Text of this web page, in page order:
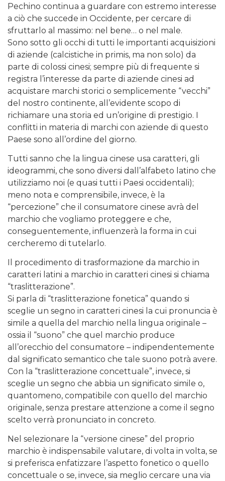
Pechino continua a guardare con estremo interesse
a ciò che succede in Occidente, per cercare di
sfruttarlo al massimo: nel bene… o nel male.
Sono sotto gli occhi di tutti le importanti acquisizioni
di aziende (calcistiche in primis, ma non solo) da
parte di colossi cinesi; sempre più di frequente si
registra l’interesse da parte di aziende cinesi ad
acquistare marchi storici o semplicemente “vecchi”
del nostro continente, all’evidente scopo di
richiamare una storia ed un’origine di prestigio. I
conflitti in materia di marchi con aziende di questo
Paese sono all’ordine del giorno.
Tutti sanno che la lingua cinese usa caratteri, gli
ideogrammi, che sono diversi dall’alfabeto latino che
utilizziamo noi (e quasi tutti i Paesi occidentali);
meno nota e comprensibile, invece, è la
“percezione” che il consumatore cinese avrà del
marchio che vogliamo proteggere e che,
conseguentemente, influenzerà la forma in cui
cercheremo di tutelarlo.
Il procedimento di trasformazione da marchio in
caratteri latini a marchio in caratteri cinesi si chiama
“traslitterazione”.
Si parla di “traslitterazione fonetica” quando si
sceglie un segno in caratteri cinesi la cui pronuncia è
simile a quella del marchio nella lingua originale –
ossia il “suono” che quel marchio produce
all’orecchio del consumatore – indipendentemente
dal significato semantico che tale suono potrà avere.
Con la “traslitterazione concettuale”, invece, si
sceglie un segno che abbia un significato simile o,
quantomeno, compatibile con quello del marchio
originale, senza prestare attenzione a come il segno
scelto verrà pronunciato in concreto.
Nel selezionare la “versione cinese” del proprio
marchio è indispensabile valutare, di volta in volta, se
si preferisca enfatizzare l’aspetto fonetico o quello
concettuale o se, invece, sia meglio cercare una via